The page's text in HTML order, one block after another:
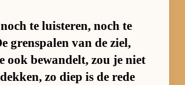
te luis­te­ren, noch te
grens­pa­len van de ziel,
ook be­wan­delt, zou je niet
zo diep is de rede